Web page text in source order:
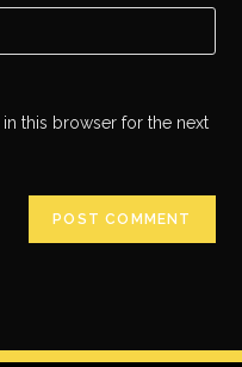
this browser for the next